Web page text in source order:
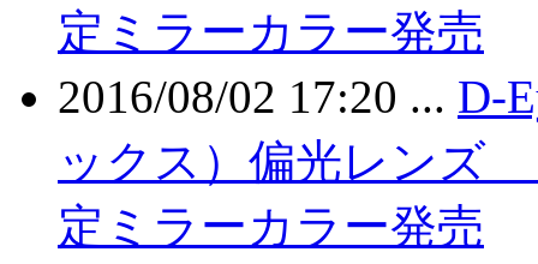
定ミラーカラー発売
2016/08/02 17:20 ... D-
ックス）偏光レンズ
定ミラーカラー発売